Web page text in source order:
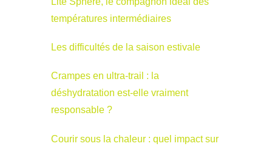
températures intermédiaires
Les difficultés de la saison estivale
Crampes en ultra-trail : la
déshydratation est-elle vraiment
responsable ?
Courir sous la chaleur : quel impact sur